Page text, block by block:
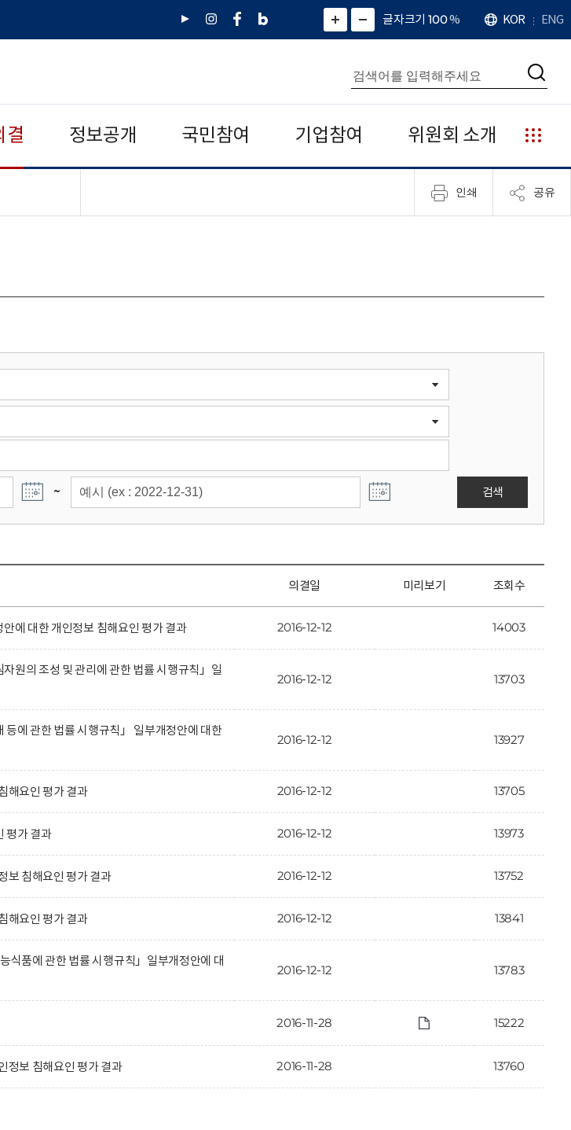
유
인
페
네
그
)
화
면
면
소
확
대
치
글자크기 100%
언
어
KOR ENG
통
합
검
색
검
결 정보공개 국민참여 기업참여 위원회 소개
누
리
집
안
인쇄 공유
~ 검색
의결일 미리보기 조회수
에 대한 개인정보 침해요인 평가 결과 2016-12-12 14003
원의 조성 및 관리에 관한 법률 시행규칙」일
2016-12-12 13703
등에 관한 법률 시행규칙」 일부개정안에 대한
2016-12-12 13927
해요인 평가 결과 2016-12-12 13705
평가 결과 2016-12-12 13973
보 침해요인 평가 결과 2016-12-12 13752
해요인 평가 결과 2016-12-12 13841
식품에 관한 법률 시행규칙」일부개정안에 대
2016-12-12 13783
2016-11-28 15222
정보 침해요인 평가 결과 2016-11-28 13760